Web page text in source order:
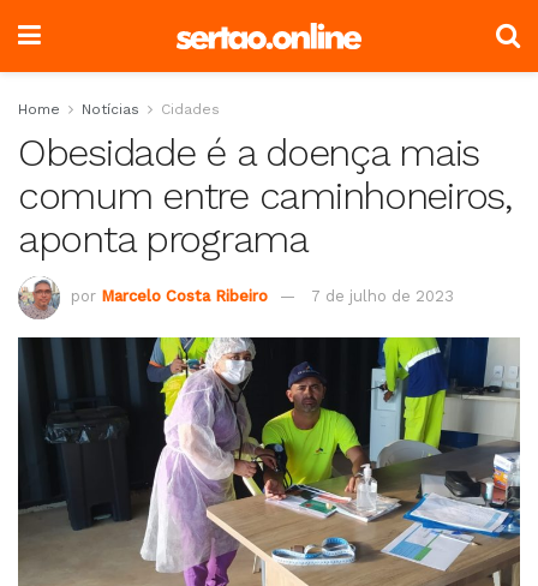
Home Notícias Cidades
Obesidade é a doença mais
comum entre caminhoneiros,
aponta programa
por Marcelo Costa Ribeiro 7 de julho de 2023